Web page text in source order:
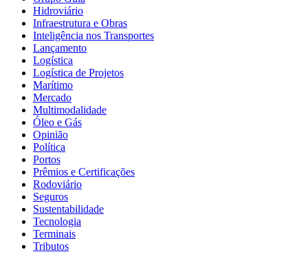
Hidroviário
Infraestrutura e Obras
Inteligência nos Transportes
Lançamento
Logística
Logística de Projetos
Marítimo
Mercado
Multimodalidade
Óleo e Gás
Opinião
Política
Portos
Prêmios e Certificações
Rodoviário
Seguros
Sustentabilidade
Tecnologia
Terminais
Tributos